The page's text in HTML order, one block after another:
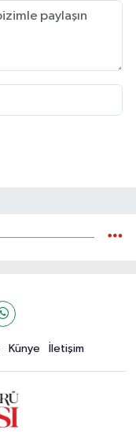
Künye İletişim